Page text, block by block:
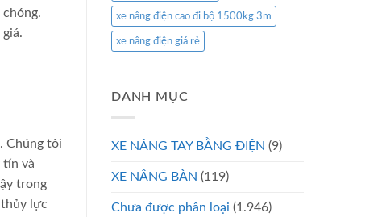
Chúng tôi
tín và
trong
thủy lực
xe nâng điện cao đi bộ 1500kg 3m
xe nâng điện giá rẻ
DANH MỤC
XE NÂNG TAY BẰNG ĐIỆN (9)
XE NÂNG BÀN (119)
Chưa được phân loại (1.946)